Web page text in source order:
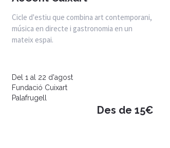
Cicle d'estiu que combina art contemporani,
música en directe i gastronomia en un
mateix espai.
Del 1 al 22 d'agost
Fundació Cuixart
Palafrugell
Des de 15€